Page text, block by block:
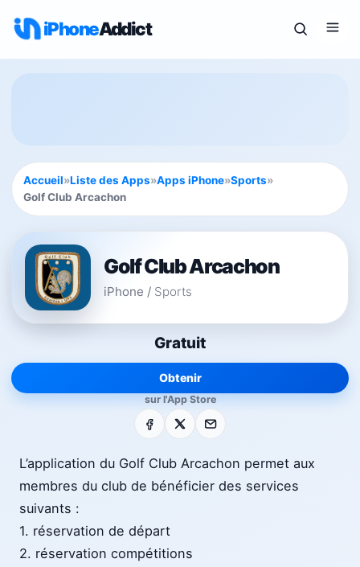
iPhoneAddict
Accueil»Liste des Apps»Apps iPhone»Sports»
Golf Club Arcachon
Golf Club Arcachon
iPhone / Sports
Gratuit
Obtenir
sur l'App Store
Facebook E-mail
L’application du Golf Club Arcachon permet aux
membres du club de bénéficier des services
suivants :
1. réservation de départ
2. réservation compétitions